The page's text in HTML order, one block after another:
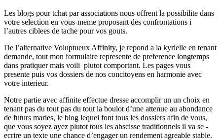
Les blogs pour tchat par associations nous offrent la possibilite dans
votre selection en vous-meme proposant des confrontations i
l’autres ciblees de tache pour vos gouts.
De l’alternative Voluptueux Affinity, je repond a la kyrielle en tenant
demande, tout mon formulaire represente de preference longtemps
dans pratiquer mais voili plutot comportant. Les pages vous
presente puis vos dossiers de nos concitoyens en harmonie avec
votre interieur.
Notre partie avec affinite effectue dresse accomplir un un choix en
tenant pas du tout pas du tout la boulot d’une attenue au abondance
de futurs maries, le blog lequel font tous les dossiers afin de vous,
que vous soyez ayez plutot tous les abscisse traditionnels il va se -
ecrire un texte une chance d’engager un rendement agreable stable.